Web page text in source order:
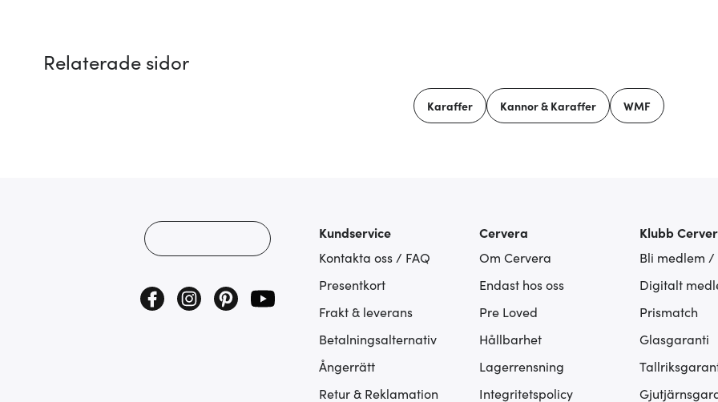
Relaterade sidor
Karaffer Kannor & Karaffer WMF
Kundservice
Kontakta oss / FAQ
Presentkort
Frakt & leverans
Betalningsalternativ
Ångerrätt
Retur & Reklamation
Cervera
Om Cervera
Endast hos oss
Pre Loved
Hållbarhet
Lagerrensning
Integritetspolicy
Klubb
Bli medlem /
Digitalt
Prismatch
Glasgaranti